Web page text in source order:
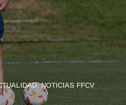
,NOTICIAS FFCV